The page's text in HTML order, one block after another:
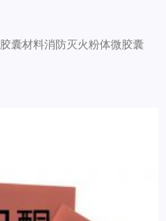
囊材料消防灭火粉体微胶囊